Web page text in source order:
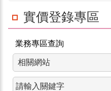
實價登錄專區
業務專區查詢